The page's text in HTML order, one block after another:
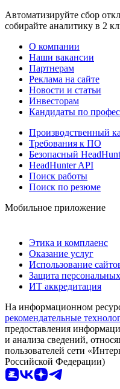
Автоматизируйте сбор
собирайте аналитику в 2
О компании
Наши вакансии
Партнерам
Реклама на сайте
Новости и статьи
Инвесторам
Кандидаты по
Производственный
Требования к ПО
Безопасный
HeadHunter API
Поиск работы
Поиск по резюме
Мобильное приложение
Этика и комплаенс
Оказание услуг
Использование
Защита
ИТ аккредитация
На информационном
рекомендательные
предоставления
и анализа сведений,
пользователей сети
Российской Федерации)